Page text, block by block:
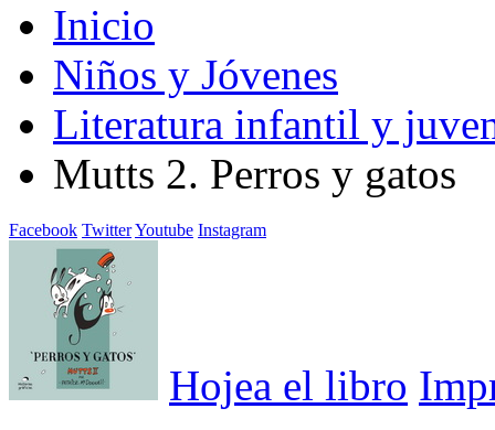
Inicio
Niños y Jóvenes
Literatura infantil y
Mutts 2. Perros y gatos
Facebook TwitterYoutube Instagram
Hojea el libro